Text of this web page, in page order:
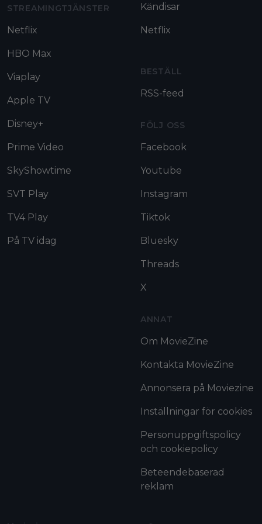
STREAMINGTJÄNSTER
Netflix
HBO Max
Viaplay
Apple TV
Disney+
Prime Video
SkyShowtime
SVT Play
TV4 Play
På TV idag
Kändisar
Netflix
BESTÄLL
RSS-feed
FÖLJ OSS
Facebook
Youtube
Instagram
Tiktok
Bluesky
Threads
X
ANNAT
Om MovieZine
Kontakta MovieZine
Annonsera på Moviezine
Inställningar för cookies
Personuppgiftspolicy
och cookiepolicy
Beteendebaserad
reklam